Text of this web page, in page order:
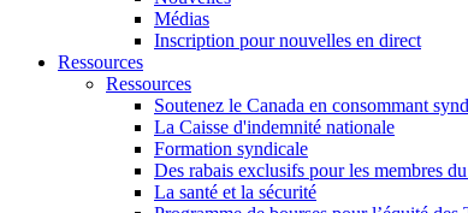
Médias
Inscription pour nouvelles en direct
Ressources
Ressources
Soutenez le Canada en consommant
La Caisse d'indemnité nationale
Formation syndicale
Des rabais exclusifs pour les membres
La santé et la sécurité